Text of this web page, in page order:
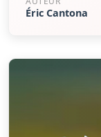
Éric Cantona